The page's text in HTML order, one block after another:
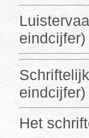
eindcijfer)
eindcijfer)
Het